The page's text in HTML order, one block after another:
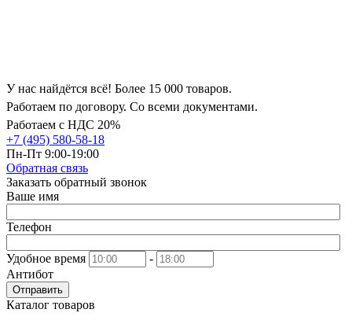
У нас найдётся всё! Более 15 000 товаров.
Работаем по договору. Со всеми документами.
Работаем с НДС 20%
+7 (495) 580-58-18
Пн-Пт 9:00-19:00
Обратная связь
Заказать обратный звонок
Ваше имя
Телефон
Удобное время
-
Антибот
Отправить
Каталог товаров